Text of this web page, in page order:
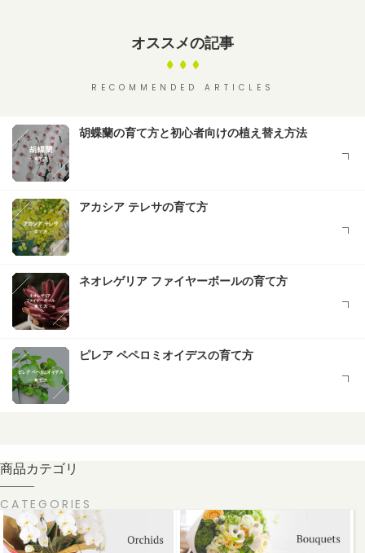
オススメの記事
RECOMMENDED ARTICLES
胡蝶蘭の育て方と初心者向けの植え替え方法
アカシア テレサの育て方
ネオレゲリア ファイヤーボールの育て方
ピレア ペペロミオイデスの育て方
商品カテゴリ
CATEGORIES